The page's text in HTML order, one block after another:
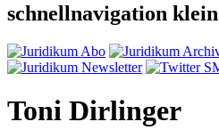
schnellnavigation klein
Toni Dirlinger